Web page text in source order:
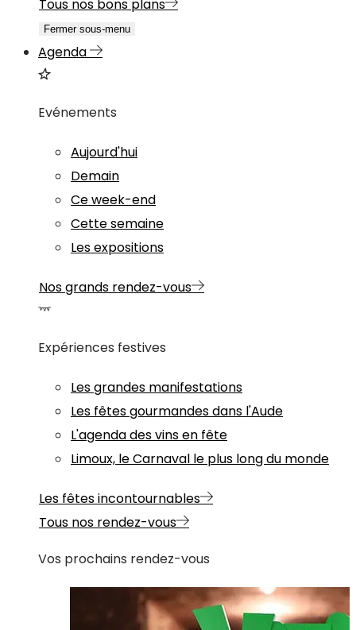
Tous nos bons plans
Fermer sous-menu
Agenda
Evénements
Aujourd'hui
Demain
Ce week-end
Cette semaine
Les expositions
Nos grands rendez-vous
Expériences festives
Les grandes manifestations
Les fêtes gourmandes dans l'Aude
L'agenda des vins en fête
Limoux, le Carnaval le plus long du monde
Les fêtes incontournables
Tous nos rendez-vous
Vos prochains rendez-vous